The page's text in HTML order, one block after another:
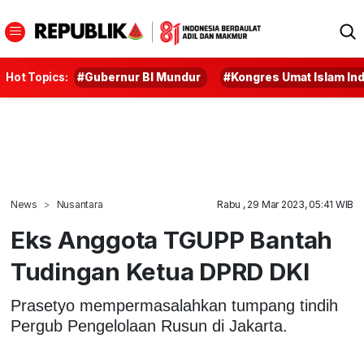
Hot Topics: #Gubernur BI Mundur #Kongres Umat Islam
News Nusantara Rabu , 29 Mar 2023, 05:41 WIB
Eks Anggota TGUPP Bantah
Tudingan Ketua DPRD DKI
Prasetyo mempermasalahkan tumpang tindih
Pergub Pengelolaan Rusun di Jakarta.